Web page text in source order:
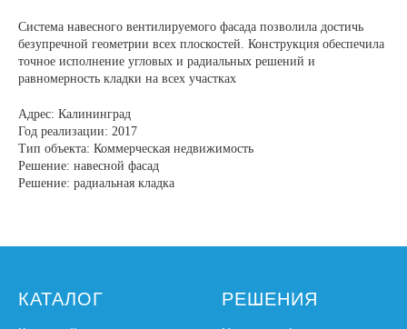
Система навесного вентилируемого фасада позволила достичь
безупречной геометрии всех плоскостей. Конструкция обеспечила
точное исполнение угловых и радиальных решений и
равномерность кладки на всех участках
Адрес: Калининград
Год реализации: 2017
Тип объекта: Коммерческая недвижимость
Решение: навесной фасад
Решение: радиальная кладка
КАТАЛОГ РЕШЕНИЯ